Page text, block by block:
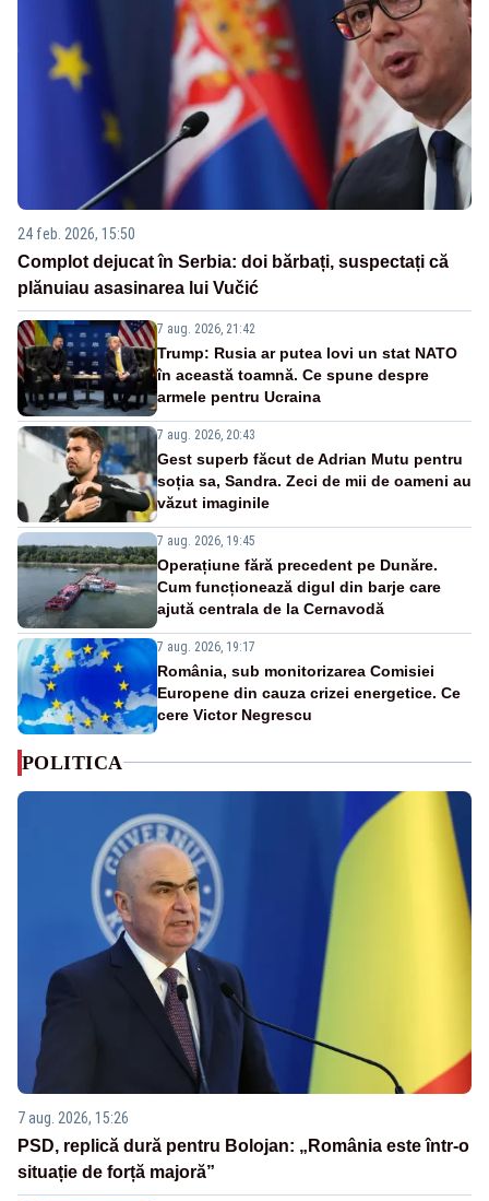
24 feb. 2026, 15:50
Complot dejucat în Serbia: doi bărbați, suspectați că
plănuiau asasinarea lui Vučić
7 aug. 2026, 21:42
Trump: Rusia ar putea lovi un stat NATO
în această toamnă. Ce spune despre
armele pentru Ucraina
7 aug. 2026, 20:43
Gest superb făcut de Adrian Mutu pentru
soția sa, Sandra. Zeci de mii de oameni au
văzut imaginile
7 aug. 2026, 19:45
Operațiune fără precedent pe Dunăre.
Cum funcționează digul din barje care
ajută centrala de la Cernavodă
7 aug. 2026, 19:17
România, sub monitorizarea Comisiei
Europene din cauza crizei energetice. Ce
cere Victor Negrescu
POLITICA
7 aug. 2026, 15:26
PSD, replică dură pentru Bolojan: „România este într-o
situație de forță majoră”